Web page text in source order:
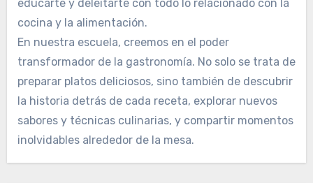
educarte y deleitarte con todo lo relacionado con la
cocina y la alimentación.
En nuestra escuela, creemos en el poder
transformador de la gastronomía. No solo se trata de
preparar platos deliciosos, sino también de descubrir
la historia detrás de cada receta, explorar nuevos
sabores y técnicas culinarias, y compartir momentos
inolvidables alrededor de la mesa.